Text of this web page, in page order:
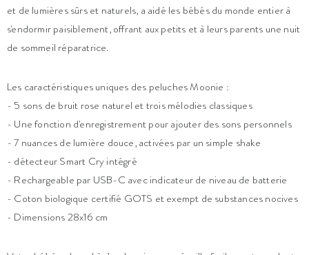
et de lumières sûrs et naturels, a aidé les bébés du monde entier à
s'endormir paisiblement, offrant aux petits et à leurs parents une nuit
de sommeil réparatrice.
Les caractéristiques uniques des peluches Moonie :
- 5 sons de bruit rose naturel et trois mélodies classiques
- Une fonction d'enregistrement pour ajouter des sons personnels
- 7 nuances de lumière douce, activées par un simple shake
- détecteur Smart Cry intégré
- Rechargeable par USB-C avec indicateur de niveau de batterie
- Coton biologique certifié GOTS et exempt de substances nocives
- Dimensions 28x16 cm